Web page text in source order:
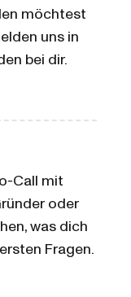
möchtest
uns in
bei dir.
Call mit
oder
was dich
Fragen.